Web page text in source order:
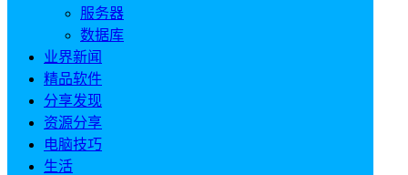
服务器
数据库
业界新闻
精品软件
分享发现
资源分享
电脑技巧
生活